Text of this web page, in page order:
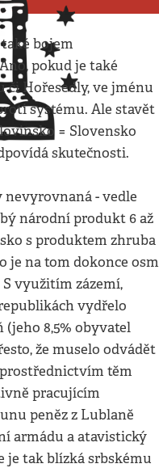
bojem
pokud je také
či Hořesedly, ve jménu
systému. Ale stavět
= Slovensko
skutečnosti.
nevyrovnaná - vedle
národní produkt 6 až
s produktem zhruba
je na tom dokonce osm
využitím zázemí,
vydřelo
8,5% obyvatel
že muselo odvádět
těm
pracujícím
peněz z Lublaně
armádu a atavistický
je tak blízká srbskému